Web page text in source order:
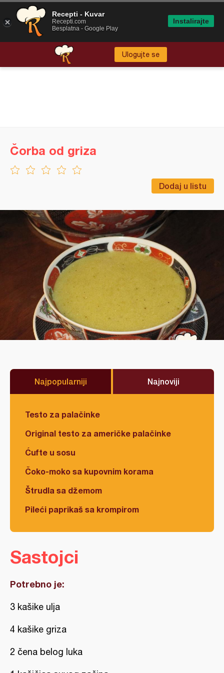
Ulogujte se
Dodaj u listu
Čorba od griza
Najpopularniji Najnoviji
Testo za palačinke
Original testo za američke palačinke
Ćufte u sosu
Čoko-moko sa kupovnim korama
Štrudla sa džemom
Pileći paprikaš sa krompirom
Sastojci
Potrebno je:
3 kašike ulja
4 kašike griza
2 čena belog luka
Recepti - Kuvar
Recepti.com
Besplatna - Google Play
Instalirajte